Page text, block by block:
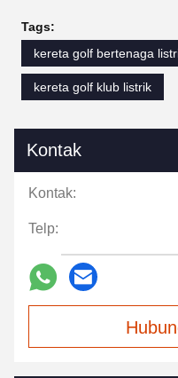
Tags:
kereta golf bertenaga
kereta golf klub listrik
Kontak
Kontak:
Telp: